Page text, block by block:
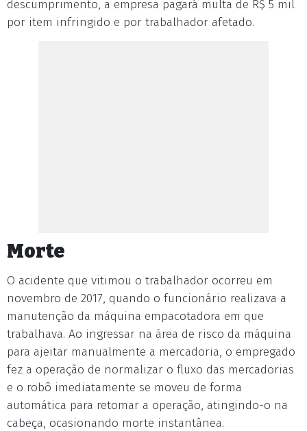
descumprimento, a empresa pagará multa de R$ 5 mil
por item infringido e por trabalhador afetado.
Morte
O acidente que vitimou o trabalhador ocorreu em
novembro de 2017, quando o funcionário realizava a
manutenção da máquina empacotadora em que
trabalhava. Ao ingressar na área de risco da máquina
para ajeitar manualmente a mercadoria, o empregado
fez a operação de normalizar o fluxo das mercadorias
e o robô imediatamente se moveu de forma
automática para retomar a operação, atingindo-o na
cabeça, ocasionando morte instantânea.